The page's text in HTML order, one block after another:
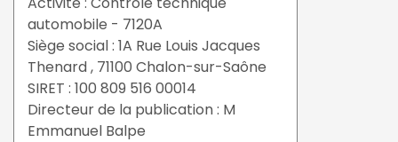
automobile - 7120A
Siège social : 1A Rue Louis Jacques
Thenard , 71100 Chalon-sur-Saône
SIRET : 100 809 516 00014
Directeur de la publication : M
Emmanuel Balpe